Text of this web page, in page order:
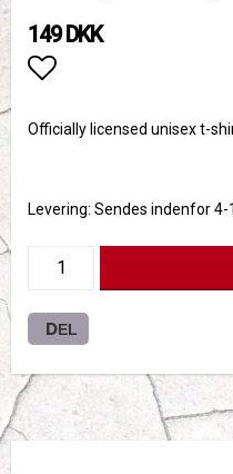
149 DKK
Officially licensed unisex t-
Levering: Sendes indenfor 4-
DEL